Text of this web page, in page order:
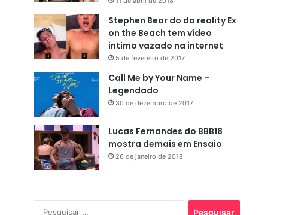
Stephen Bear do do reality Ex
on the Beach tem vídeo
intimo vazado na internet
5 de fevereiro de 2017
Call Me by Your Name –
Legendado
30 de dezembro de 2017
Lucas Fernandes do BBB18
mostra demais em Ensaio
26 de janeiro de 2018